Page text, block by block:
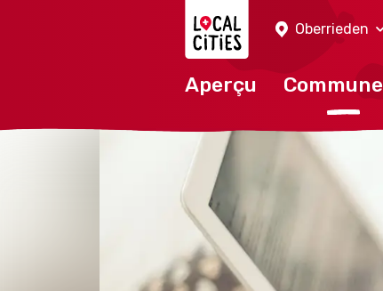
Oberrieden
Aperçu Commune